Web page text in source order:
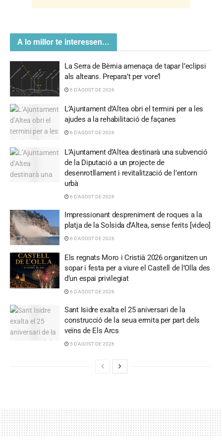
A lo millor te interessen...
La Serra de Bèrnia amenaça de tapar l’eclipsi
als alteans. Prepara’t per vore’l
6 D'AGOST DE 2026
L’Ajuntament d’Altea obri el termini per a les
ajudes a la rehabilitació de façanes
6 D'AGOST DE 2026
L’Ajuntament d’Altea destinarà una subvenció
de la Diputació a un projecte de
desenrotllament i revitalització de l’entorn
urbà
6 D'AGOST DE 2026
Impressionant despreniment de roques a la
platja de la Solsida d’Altea, sense ferits [video]
6 D'AGOST DE 2026
Els regnats Moro i Cristià 2026 organitzen un
sopar i festa per a viure el Castell de l’Olla des
d’un espai privilegiat
6 D'AGOST DE 2026
Sant Isidre exalta el 25 aniversari de la
construcció de la seua ermita per part dels
veïns de Els Arcs
5 D'AGOST DE 2026